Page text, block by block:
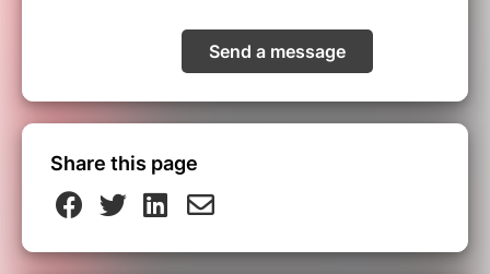
Send a message
Share this page